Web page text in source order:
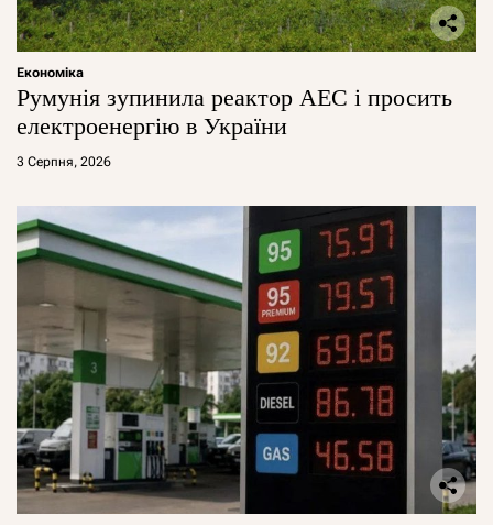
Економіка
Румунія зупинила реактор АЕС і просить
електроенергію в України
3 Серпня, 2026